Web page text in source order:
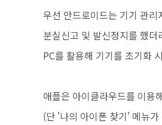
우선 안드로이드는 기기 관
분실신고 및 발신정지를 했
PC를 활용해 기기를 초기화
애플은 아이클라우드를 이용
(단 '나의 아이폰 찾기' 메뉴